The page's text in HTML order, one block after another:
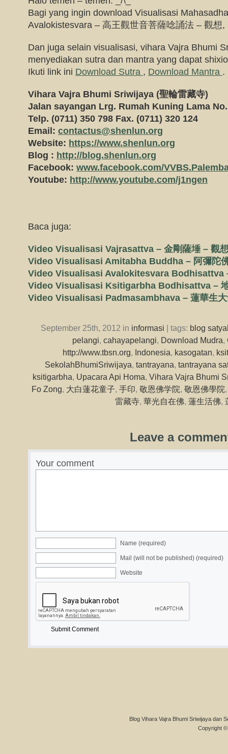
Bagi yang ingin download Visualisasi
Avalokistesvara – 高王觀世音菩薩唸誦法 – 觀想
Dan juga selain visualisasi, vihara Vajra Bhumi
menyediakan sutra dan mantra yang dapat
Ikuti link ini Download Sutra , Download Mantra .
Vihara Vajra Bhumi Sriwijaya (聖輪雷藏寺)
Jalan sayangan Lrg. Rumah Kuning Lama
Telp. (0711) 350 798 Fax. (0711) 320 124
Email: contactus@shenlun.org
Website: https://www.shenlun.org
Blog : http://blog.shenlun.org
Facebook: www.facebook.com/
Youtube: http://www.youtube.com/j1ngen
Baca juga:
Video Visualisasi Vajrasattva – 金剛薩埵 – 觀
Video Visualisasi Amitabha Buddha – 阿彌陀
Video Visualisasi Avalokitesvara Bodhisattva
Video Visualisasi Ksitigarbha Bodhisattva –
Video Visualisasi Padmasambhava – 蓮華生大
September 25th, 2012 in informasi | tags: blog
pelangi, cahayapelangi, Download Mudra,
http://www.tbsn.org, Indonesia, kasogatan,
SekolahBhumiSriwijaya, tantrayana, tantrayana
ksitigarbha, Upacara Api Homa, Vihara Vajra Bhumi
Fo Zong, 大白蓮花童子, 手印, 敬恩佛学院, 敬恩佛學院
雷藏寺, 華光自在佛, 蓮生活佛,
Leave a
Your comment
Name (required)
Mail (will not be published) (required)
Website
Blog Vihara Vajra Bhumi Sriwijaya dan
Copyright ©